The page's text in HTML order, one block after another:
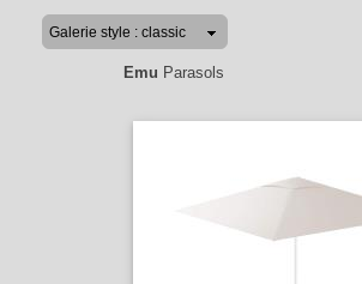
Emu Parasols